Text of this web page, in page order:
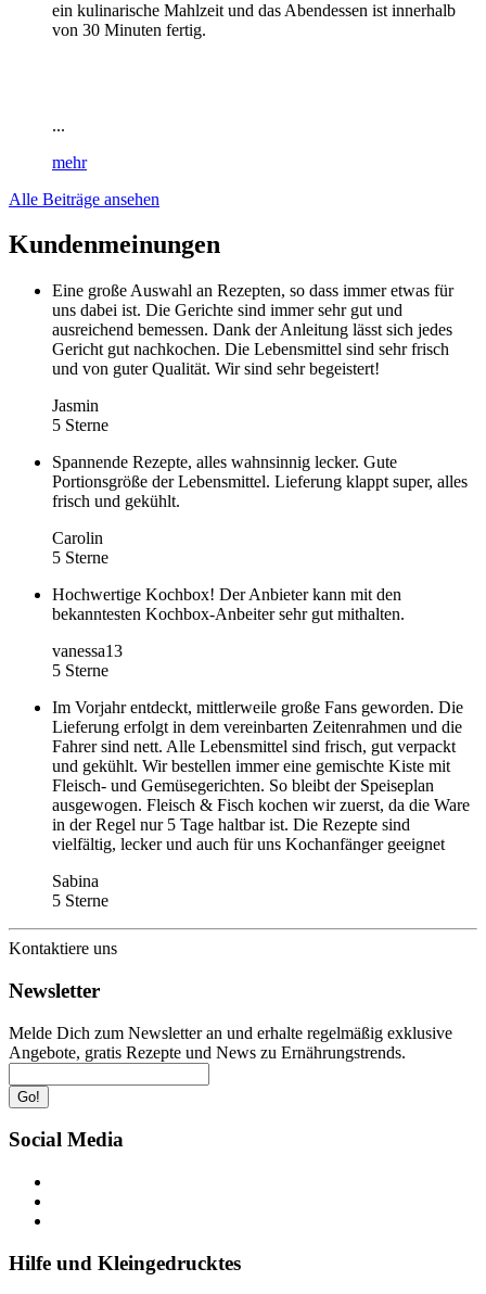
ein kulinarische Mahlzeit und das Abendessen ist innerhalb
von 30 Minuten fertig.
...
mehr
Alle Beiträge ansehen
Kundenmeinungen
Eine große Auswahl an Rezepten, so dass immer etwas für
uns dabei ist. Die Gerichte sind immer sehr gut und
ausreichend bemessen. Dank der Anleitung lässt sich jedes
Gericht gut nachkochen. Die Lebensmittel sind sehr frisch
und von guter Qualität. Wir sind sehr begeistert!
Jasmin
5 Sterne
Spannende Rezepte, alles wahnsinnig lecker. Gute
Portionsgröße der Lebensmittel. Lieferung klappt super, alles
frisch und gekühlt.
Carolin
5 Sterne
Hochwertige Kochbox! Der Anbieter kann mit den
bekanntesten Kochbox-Anbeiter sehr gut mithalten.
vanessa13
5 Sterne
Im Vorjahr entdeckt, mittlerweile große Fans geworden. Die
Lieferung erfolgt in dem vereinbarten Zeitenrahmen und die
Fahrer sind nett. Alle Lebensmittel sind frisch, gut verpackt
und gekühlt. Wir bestellen immer eine gemischte Kiste mit
Fleisch- und Gemüsegerichten. So bleibt der Speiseplan
ausgewogen. Fleisch & Fisch kochen wir zuerst, da die Ware
in der Regel nur 5 Tage haltbar ist. Die Rezepte sind
vielfältig, lecker und auch für uns Kochanfänger geeignet
Sabina
5 Sterne
Kontaktiere uns
Newsletter
Melde Dich zum Newsletter an und erhalte regelmäßig exklusive
Angebote, gratis Rezepte und News zu Ernährungstrends.
Go!
Social Media
Hilfe und Kleingedrucktes